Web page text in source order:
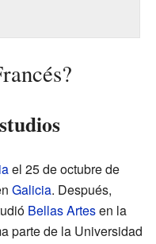
el 25 de octubre de
Galicia. Después,
Bellas Artesen la
parte de la Universidad